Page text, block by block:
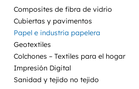
Composites de fibra de vidrio
Cubiertas y pavimentos
Papel e industria papelera
Geotextiles
Colchones – Textiles para el hogar
Impresión Digital
Sanidad y tejido no tejido